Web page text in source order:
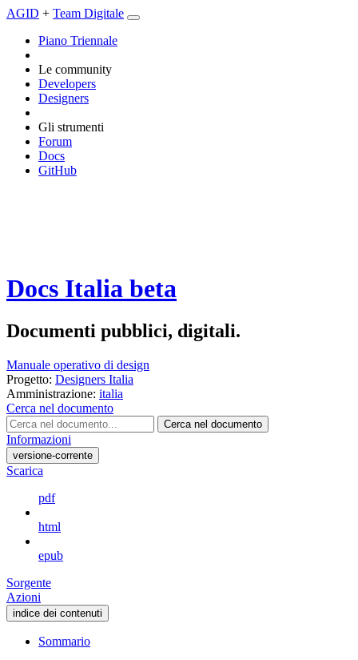
AGID + Team Digitale
Piano Triennale
Le community
Developers
Designers
Gli strumenti
Forum
Docs
GitHub
Docs Italia beta
Documenti pubblici, digitali.
Manuale operativo di design
Progetto: Designers Italia
Amministrazione: italia
Cerca nel documento
Cerca nel documento
Informazioni
versione-corrente
Scarica
pdf
html
epub
Sorgente
Azioni
indice dei contenuti
Sommario